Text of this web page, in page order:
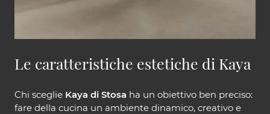
Le caratteristiche estetiche di Kaya
Chi sceglie Kaya di Stosa ha un obiettivo ben preciso:
fare della cucina un ambiente dinamico, creativo e